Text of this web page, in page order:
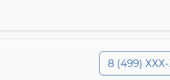
8 (499) ХХХ-